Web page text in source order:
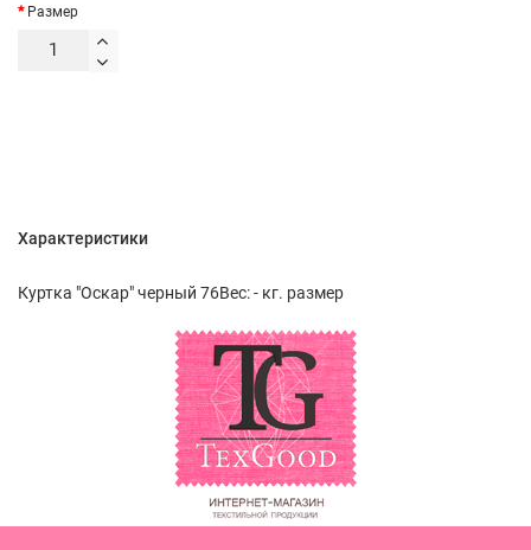
Размер
Характеристики
Куртка "Оскар" черный 76Вес: - кг. размер